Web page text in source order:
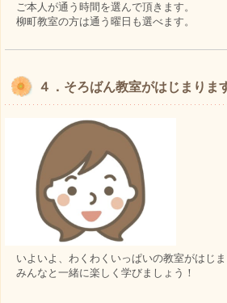
ご本人が通う時間を選んで頂きます。
柳町教室の方は通う曜日も選べます。
４．そろばん教室がはじまりま
いよいよ、わくわくいっぱいの教室がはじま
みんなと一緒に楽しく学びましょう！